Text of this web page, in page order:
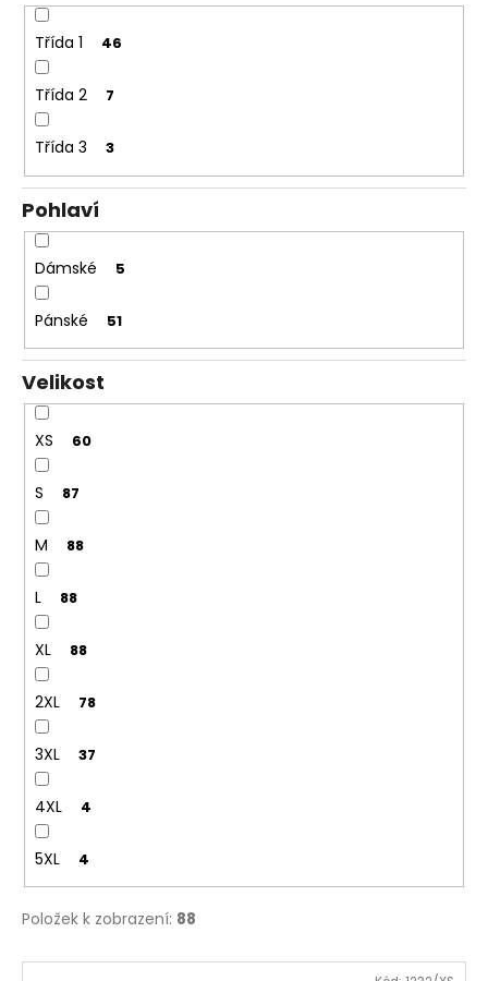
Třída 1 46
Třída 2 7
Třída 3 3
Pohlaví
Dámské 5
Pánské 51
Velikost
XS 60
S 87
M 88
L 88
XL 88
2XL 78
3XL 37
4XL 4
5XL 4
Položek k zobrazení: 88